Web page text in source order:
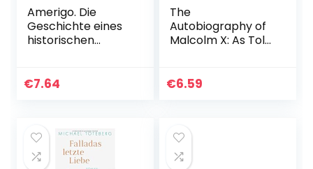
Amerigo. Die
Geschichte eines
historischen
€7.64
The
Autobiography of
Malcolm X: As Told
€6.59